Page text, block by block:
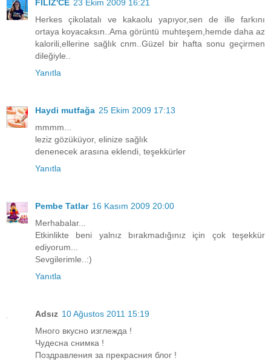
FİLİZ'CE 23 Ekim 2009 16:21
Herkes çikolatalı ve kakaolu yapıyor,sen de ille farkını
ortaya koyacaksın..Ama görüntü muhteşem,hemde daha az
kalorili,ellerine sağlık cnm..Güzel bir hafta sonu geçirmen
dileğiyle..
Yanıtla
Haydi mutfağa 25 Ekim 2009 17:13
mmmm...
leziz gözüküyor, elinize sağlık
denenecek arasına eklendi, teşekkürler
Yanıtla
Pembe Tatlar 16 Kasım 2009 20:00
Merhabalar...
Etkinlikte beni yalnız bırakmadığınız için çok teşekkür
ediyorum...
Sevgilerimle..:)
Yanıtla
Adsız 10 Ağustos 2011 15:19
Много вкусно изглежда !
Чудесна снимка !
Поздравления за прекрасния блог !